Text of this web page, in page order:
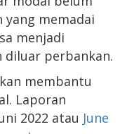
yang memadai
menjadi
perbankan.
membantu
Laporan
2022 atau June